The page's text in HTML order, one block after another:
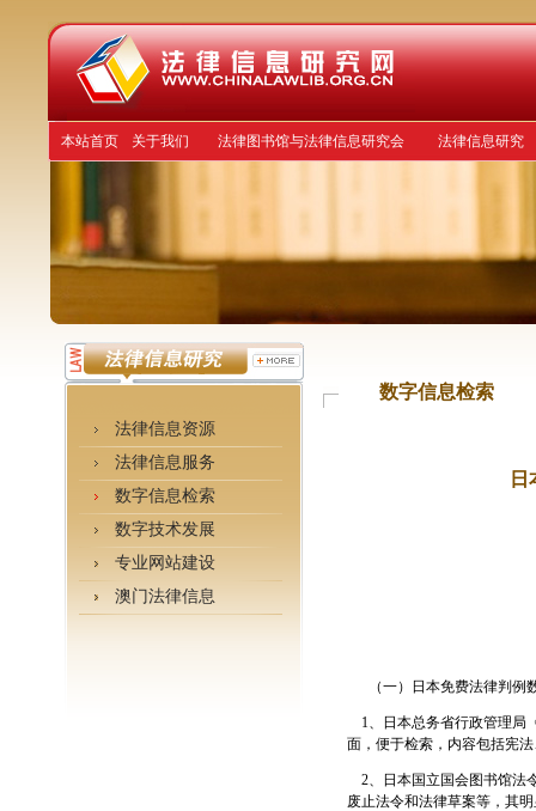
本站首页 关于我们 法律图书馆与法律信息研究会 法律信息研究
法律信息资源
法律信息服务
数字信息检索
数字技术发展
专业网站建设
澳门法律信息
数字信息检索
（一）日本免费法律判例
1、日本总务省行政管理局
面，便于检索，内容包括宪
2、日本国立国会图书馆法
废止法令和法律草案等，其